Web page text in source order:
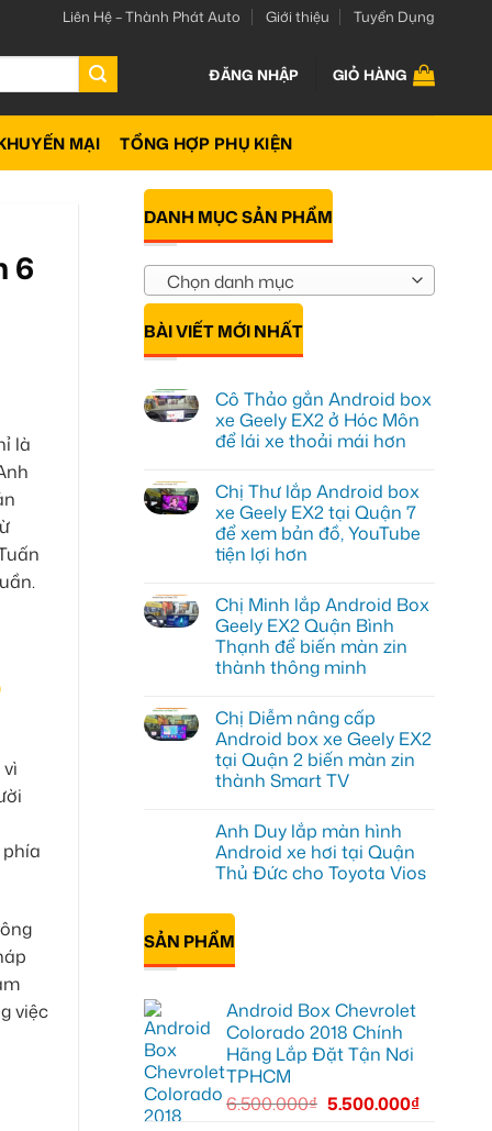
Liên Hệ – Thành Phát Auto Giới thiệu Tuyển Dụng
ĐĂNG NHẬP GIỎ HÀNG
MẠI TỔNG HỢP PHỤ KIỆN
6
là
việc
DANH MỤC SẢN PHẨM
Chọn danh mục
BÀI VIẾT MỚI NHẤT
Cô Thảo gắn Android box
xe Geely EX2 ở Hóc Môn
để lái xe thoải mái hơn
bình
luận
ở
Cô
Thảo
gắn
xe
Geely
EX2
Hóc
Môn
xe
thoải
mái
hơn
Chị Thư lắp Android box
xe Geely EX2 tại Quận 7
để xem bản đồ, YouTube
tiện lợi hơn
bình
luận
ở
Chị
Thư
lắp
xe
Geely
EX2
tại
Quận
7
bản
đồ,
YouTube
tiện
Chị Minh lắp Android Box
Geely EX2 Quận Bình
Thạnh để biến màn zin
thành thông minh
bình
luận
ở
Chị
Minh
lắp
Geely
EX2
Quận
Bình
biến
màn
zin
thành
Chị Diễm nâng cấp
Android box xe Geely EX2
tại Quận 2 biến màn zin
thành Smart TV
bình
luận
ở
Chị
cấp
Android
box
Quận
biến
màn
zin
thành
Smart
Anh Duy lắp màn hình
Android xe hơi tại Quận
Thủ Đức cho Toyota Vios
có
luận
ở
Anh
màn
hình
Android
hơi
tại
Quận
Thủ
SẢN PHẨM
Android Box Chevrolet
Colorado 2018 Chính
Hãng Lắp Đặt Tận Nơi
TPHCM
6.500.000₫ 5.500.000₫